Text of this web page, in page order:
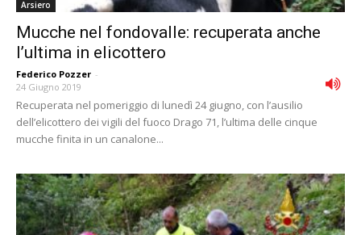
Arsiero
Mucche nel fondovalle: recuperata anche
l’ultima in elicottero
Federico Pozzer -
24 Giugno 2019
Recuperata nel pomeriggio di lunedì 24 giugno, con l’ausilio
dell’elicottero dei vigili del fuoco Drago 71, l’ultima delle cinque
mucche finita in un canalone...